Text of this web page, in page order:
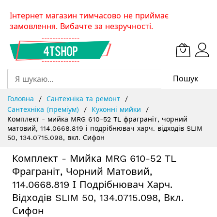
SkipІнтернет магазин тимчасово не приймає
замовлення. Вибачте за незручності.
Пошук
Головна
Сантехніка та ремонт
Сантехніка (преміум)
Кухонні мийки
Комплект - мийка MRG 610-52 TL фраграніт, чорний
матовий, 114.0668.819 і подрібнювач харч. відходів SLIM
50, 134.0715.098, вкл. Сифон
Комплект - Мийка MRG 610-52 TL
Фраграніт, Чорний Матовий,
114.0668.819 І Подрібнювач Харч.
Відходів SLIM 50, 134.0715.098, Вкл.
Сифон